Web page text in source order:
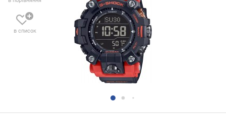
в список